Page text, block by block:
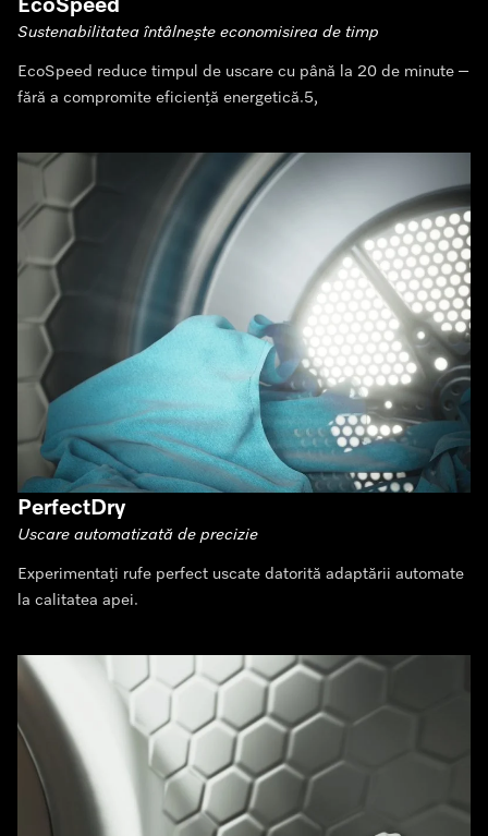
Sustenabilitatea întâlnește economisirea de timp
EcoSpeed reduce timpul de uscare cu până la 20 de minute –
fără a compromite eficiență energetică.5,
PerfectDry
Uscare automatizată de precizie
Experimentați rufe perfect uscate datorită adaptării automate
la calitatea apei.